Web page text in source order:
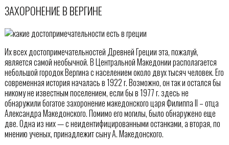
ЗАХОРОНЕНИЕ В ВЕРГИНЕ
Их всех достопримечательностей Древней Греции эта, пожалуй,
является самой необычной. В Центральной Македонии располагается
небольшой городок Вергина с населением около двух тысяч человек. Его
современная история началась в 1922 г. Возможно, он так и остался бы
никому не известным поселением, если бы в 1977 г. здесь не
обнаружили богатое захоронение македонского царя Филиппа II – отца
Александра Македонского. Помимо его могилы, было обнаружено еще
две. Одна из них — с неидентифицированными останками, а вторая, по
мнению ученых, принадлежит сыну А. Македонского.